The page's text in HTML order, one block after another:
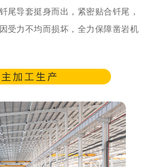
尾导套挺身而出，紧密贴合钎尾，
受力不均而损坏，全力保障凿岩机